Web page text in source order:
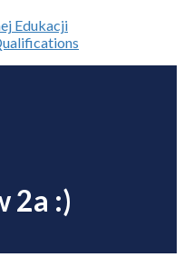
2a :)